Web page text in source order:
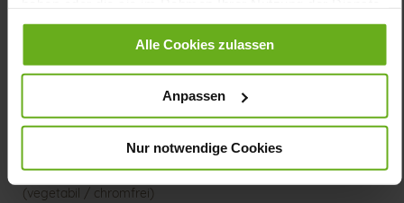
gesammelt haben.
Alle Cookies zulassen
Anpassen
Nur notwendige Cookies
rutschhemmende Energy-PU Sohle
Lederfutter
Made in Europe, Obermaterial (LEATHER
WORKING GROUP Gold zertifiziert), Futter / Decksohle
(vegetabil / chromfrei)